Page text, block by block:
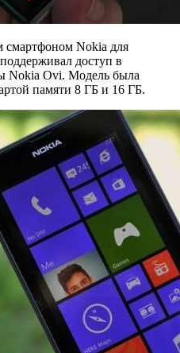
смартфоном Nokia для
доступ в
Nokia Ovi. Модель была
памяти 8 ГБ и 16 ГБ.